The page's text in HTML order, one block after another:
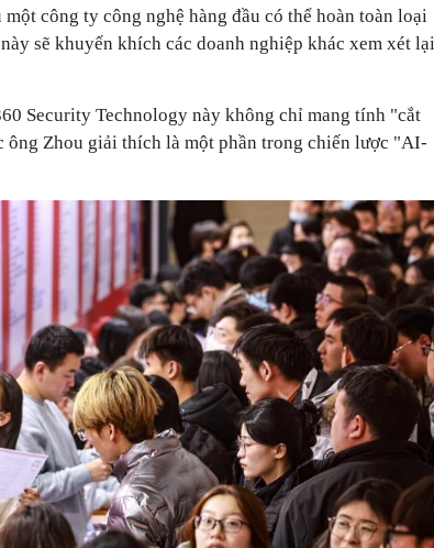
công ty công nghệ hàng đầu có thể hoàn toàn loại
sẽ khuyến khích các doanh nghiệp khác xem xét lại
Security Technology này không chỉ mang tính "cắt
ông Zhou giải thích là một phần trong chiến lược "AI-